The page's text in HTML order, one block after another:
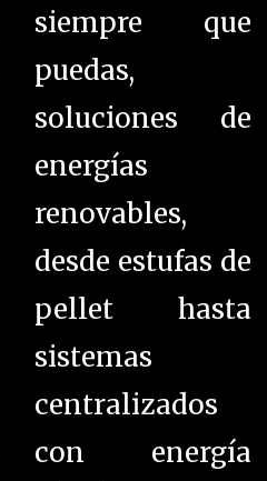
siempre que
puedas,
soluciones de
energías
renovables,
desde estufas de
pellet hasta
sistemas
centralizados
con energía